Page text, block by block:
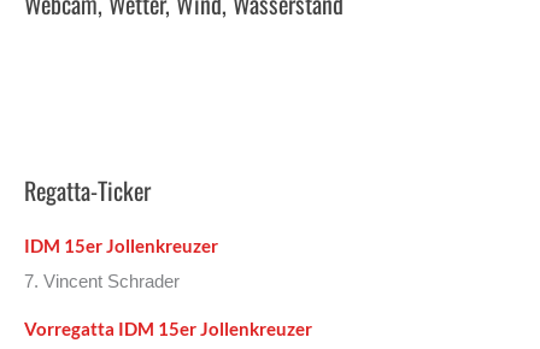
Regatta-Ticker
IDM 15er Jollenkreuzer
7. Vincent Schrader
Vorregatta IDM 15er Jollenkreuzer